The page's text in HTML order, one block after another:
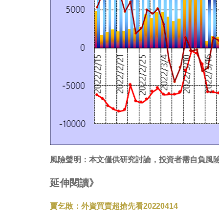
風險聲明：本文僅供研究討論，投資者需自負風
延伸閱讀》
賈乞敗：外資買賣超搶先看20220414